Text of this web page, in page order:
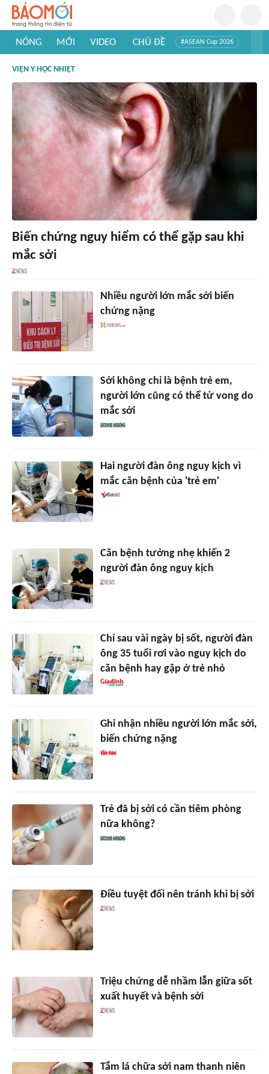
NÓNG MỚI VIDEO CHỦ ĐỀ #ASEAN Cup 2026
#Khám phá thế giới
VIỆN Y HỌC NHIỆT
Biến chứng nguy hiểm có thể gặp sau khi
mắc sởi
Nhiều người lớn mắc sởi biến
chứng nặng
Sởi không chỉ là bệnh trẻ em,
người lớn cũng có thể tử vong do
mắc sởi
Hai người đàn ông nguy kịch vì
mắc căn bệnh của 'trẻ em'
Căn bệnh tưởng nhẹ khiến 2
người đàn ông nguy kịch
Chỉ sau vài ngày bị sốt, người đàn
ông 35 tuổi rơi vào nguy kịch do
căn bệnh hay gặp ở trẻ nhỏ
Ghi nhận nhiều người lớn mắc sởi,
biến chứng nặng
Trẻ đã bị sởi có cần tiêm phòng
nữa không?
Điều tuyệt đối nên tránh khi bị sởi
Triệu chứng dễ nhầm lẫn giữa sốt
xuất huyết và bệnh sởi
Tắm lá chữa sởi nam thanh niên